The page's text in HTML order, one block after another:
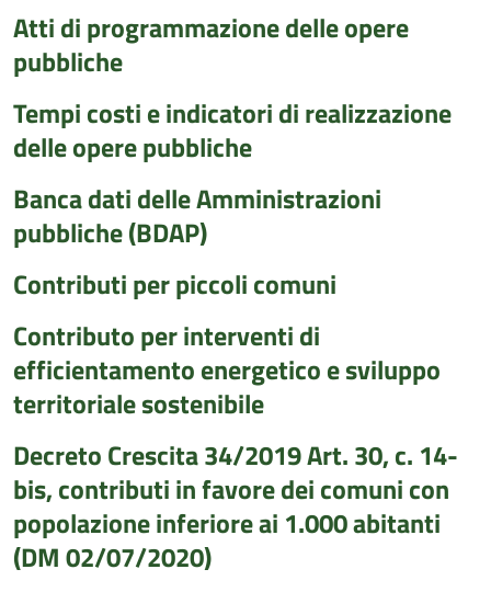
Atti di programmazione delle opere
pubbliche
Tempi costi e indicatori di realizzazione
delle opere pubbliche
Banca dati delle Amministrazioni
pubbliche (BDAP)
Contributi per piccoli comuni
Contributo per interventi di
efficientamento energetico e sviluppo
territoriale sostenibile
Decreto Crescita 34/2019 Art. 30, c. 14-
bis, contributi in favore dei comuni con
popolazione inferiore ai 1.000 abitanti
(DM 02/07/2020)